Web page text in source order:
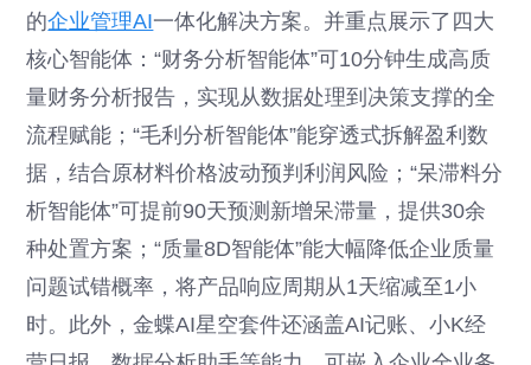
的企业管理AI一体化解决方案。并重点展示了四大
核心智能体：“财务分析智能体”可10分钟生成高质
量财务分析报告，实现从数据处理到决策支撑的全
流程赋能；“毛利分析智能体”能穿透式拆解盈利数
据，结合原材料价格波动预判利润风险；“呆滞料分
析智能体”可提前90天预测新增呆滞量，提供30余
种处置方案；“质量8D智能体”能大幅降低企业质量
问题试错概率，将产品响应周期从1天缩减至1小
时。此外，金蝶AI星空套件还涵盖AI记账、小K经